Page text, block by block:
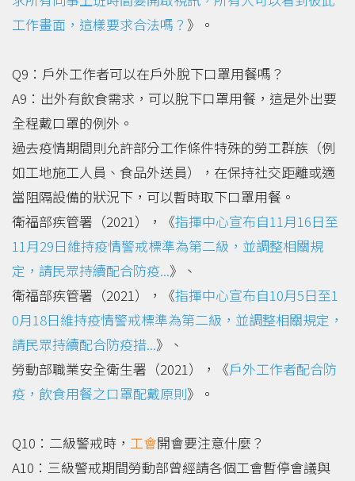
工作畫面，這樣要求合法嗎？ 》。
Q9：戶外工作者可以在戶外脫下口罩用餐嗎？
A9：出外有飲食需求，可以脫下口罩用餐，這是外出要
全程戴口罩的例外。
過去疫情期間則允許部分工作條件特殊的勞工群族（例
如工地施工人員、食品外送員），在保持社交距離或適
當阻隔設備的狀況下，可以暫時取下口罩用餐。
衛福部疾管署（2021），《指揮中心宣布自11月16日至
11月29日維持疫情警戒標準為第二級，並調整相關規
定，請民眾持續配合防疫...》、
衛福部疾管署（2021），《指揮中心宣布自10月5日至1
0月18日維持疫情警戒標準為第二級，並調整相關規定，
請民眾持續配合防疫措...》、
勞動部職業安全衛生署（2021），《戶外工作者配合防
疫，飲食用餐之口罩配戴原則》。
Q10：二級警戒時， 工會開會要注意什麼？
A10：三級警戒期間勞動部曾經請各個工會暫停會議與